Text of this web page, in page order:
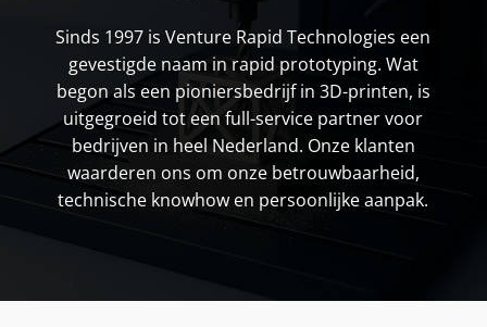
Sinds 1997 is Venture Rapid Technologies een
gevestigde naam in rapid prototyping. Wat
begon als een pioniersbedrijf in 3D-printen, is
uitgegroeid tot een full-service partner voor
bedrijven in heel Nederland. Onze klanten
waarderen ons om onze betrouwbaarheid,
technische knowhow en persoonlijke aanpak.